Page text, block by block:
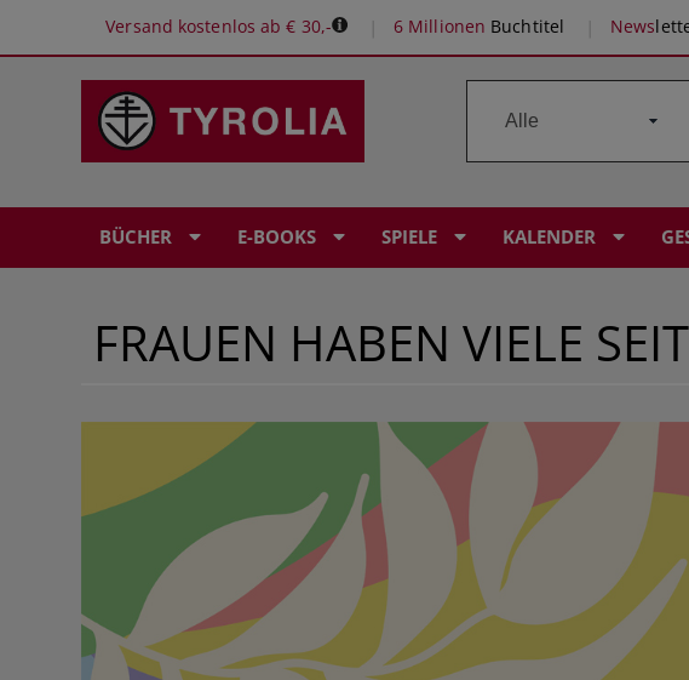
Versand kostenlos ab € 30,- 6 Millionen Buchtitel News
BÜCHER E-BOOKS SPIELE KALENDER
FRAUEN HABEN VIELE